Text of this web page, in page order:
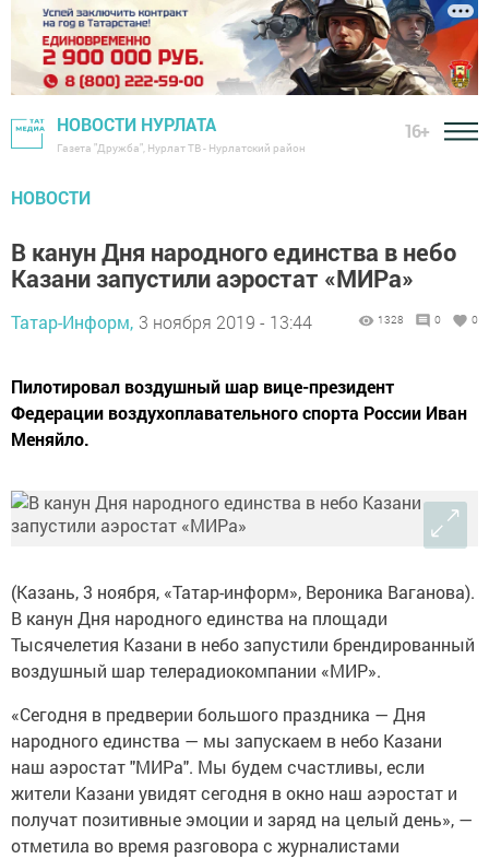
НОВОСТИ НУРЛАТА
Газета "Дружба", Нурлат ТВ - Нурлатский район
16+
НОВОСТИ
В канун Дня народного единства в небо
Казани запустили аэростат «МИРа»
Татар-Информ, 3 ноября 2019 - 13:44 1328 0 0
Пилотировал воздушный шар вице-президент
Федерации воздухоплавательного спорта России Иван
Меняйло.
(Казань, 3 ноября, «Татар-информ», Вероника Ваганова).
В канун Дня народного единства на площади
Тысячелетия Казани в небо запустили брендированный
воздушный шар телерадиокомпании «МИР».
«Сегодня в предверии большого праздника — Дня
народного единства — мы запускаем в небо Казани
наш аэростат "МИРа". Мы будем счастливы, если
жители Казани увидят сегодня в окно наш аэростат и
получат позитивные эмоции и заряд на целый день», —
отметила во время разговора с журналистами